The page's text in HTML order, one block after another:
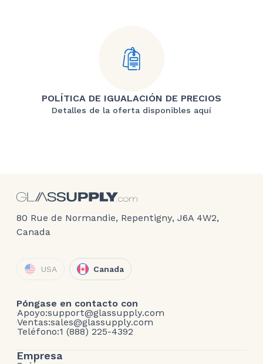
POLÍTICA DE IGUALACIÓN DE PRECIOS
Detalles de la oferta disponibles aquí
80 Rue de Normandie, Repentigny, J6A 4W2,
Canada
USA Canada
Póngase en contacto con
Apoyo:support@glassupply.com
Ventas:sales@glassupply.com
Teléfono:1 (888) 225-4392
Empresa